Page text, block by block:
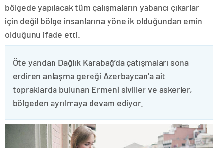
bölgede yapılacak tüm çalışmaların yabancı çıkarlar
için değil bölge insanlarına yönelik olduğundan emin
olduğunu ifade etti.
Öte yandan Dağlık Karabağ’da çatışmaları sona
erdiren anlaşma gereği Azerbaycan’a ait
topraklarda bulunan Ermeni siviller ve askerler,
bölgeden ayrılmaya devam ediyor.